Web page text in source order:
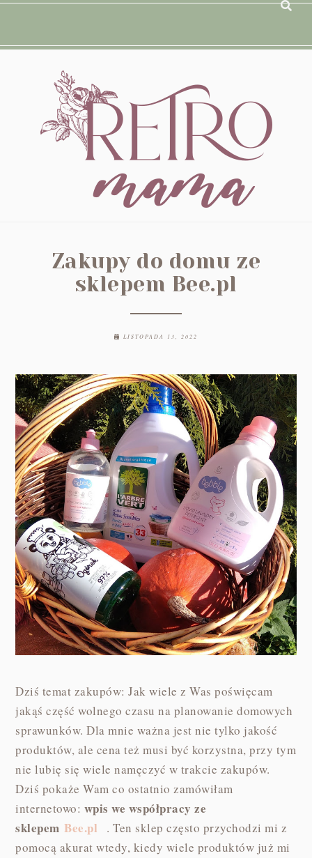
Zakupy do domu ze
sklepem Bee.pl
LISTOPADA 13, 2022
Dziś temat zakupów: Jak wiele z Was poświęcam
jakąś część wolnego czasu na planowanie domowych
sprawunków. Dla mnie ważna jest nie tylko jakość
produktów, ale cena też musi być korzystna, przy tym
nie lubię się wiele namęczyć w trakcie zakupów.
Dziś pokaże Wam co ostatnio zamówiłam
internetowo: wpis we współpracy ze
sklepemBee.pl
. Ten sklep często przychodzi mi z
pomocą akurat wtedy, kiedy wiele produktów już mi